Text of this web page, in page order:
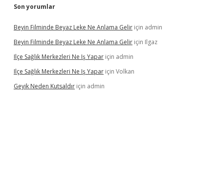
Son yorumlar
Beyin Filminde Beyaz Leke Ne Anlama Gelir için admin
Beyin Filminde Beyaz Leke Ne Anlama Gelir için Ilgaz
Ilçe Sağlık Merkezleri Ne Iş Yapar için admin
Ilçe Sağlık Merkezleri Ne Iş Yapar için Volkan
Geyik Neden Kutsaldır için admin